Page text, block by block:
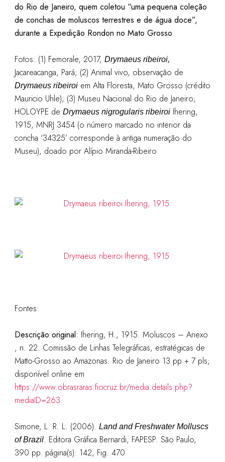
do Rio de Janeiro, quem coletou “uma pequena coleção
de conchas de moluscos terrestres e de água doce”,
durante a Expedição Rondon no Mato Grosso
Fotos: (1) Femorale, 2017, Drymaeus ribeiroi,
Jacareacanga, Pará; (2) Animal vivo, observação de
Drymaeus ribeiroiem Alta Floresta, Mato Grosso (crédito
Mauricio Uhle); (3) Museu Nacional do Rio de Janeiro;
HOLOYPE de Drymaeus nigrogularis ribeiroiIhering,
1915, MNRJ 3454 (o número marcado no interior da
concha ‘34325’ corresponde à antiga numeração do
Museu), doado por Alípio Miranda-Ribeiro
Fontes:
Descrição original: Ihering, H., 1915. Moluscos – Anexo
, n. 22. Comissão de Linhas Telegráficas, estratégicas de
Matto-Grosso ao Amazonas. Rio de Janeiro 13 pp + 7 pls;
disponível online em
https://www.obrasraras.fiocruz.br/media.details.php?
mediaID=263
Simone, L. R. L. (2006). Land and Freshwater Molluscs
of Brazil. Editora Gráfica Bernardi, FAPESP. São Paulo,
390 pp. página(s): 142, Fig. 470